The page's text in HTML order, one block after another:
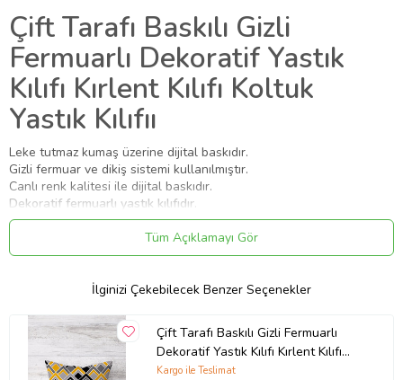
Çift Tarafı Baskılı Gizli
Fermuarlı Dekoratif Yastık
Kılıfı Kırlent Kılıfı Koltuk
Yastık Kılıfıı
Leke tutmaz kumaş üzerine dijital baskıdır.
Gizli fermuar ve dikiş sistemi kullanılmıştır.
Canlı renk kalitesi ile dijital baskıdır.
Dekoratif fermuarlı yastık kılıfıdır.
İçi boş kılıf olarak gönderilmektedir.
Hassas yıkama ayarında yıkanması önerilir.
Ürün ölçüsü 45cm x 45cm dir.
kcm75702065
Tüm Açıklamayı Gör
İlginizi Çekebilecek Benzer Seçenekler
Çift Tarafı Baskılı Gizli Fermuarlı
Dekoratif Yastık Kılıfı Kırlent Kılıfı
Koltuk Yastık Kılıfı (Sarı)
Kargo ile Teslimat